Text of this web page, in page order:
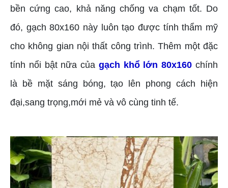
bền cứng cao, khả năng chống va chạm tốt. Do
đó, gạch 80x160 này luôn tạo được tính thẩm mỹ
cho không gian nội thất công trình. Thêm một đặc
tính nổi bật nữa của gạch khổ lớn 80x160 chính
là bề mặt sáng bóng, tạo lên phong cách hiện
đại,sang trọng,mới mẻ và vô cùng tinh tế.